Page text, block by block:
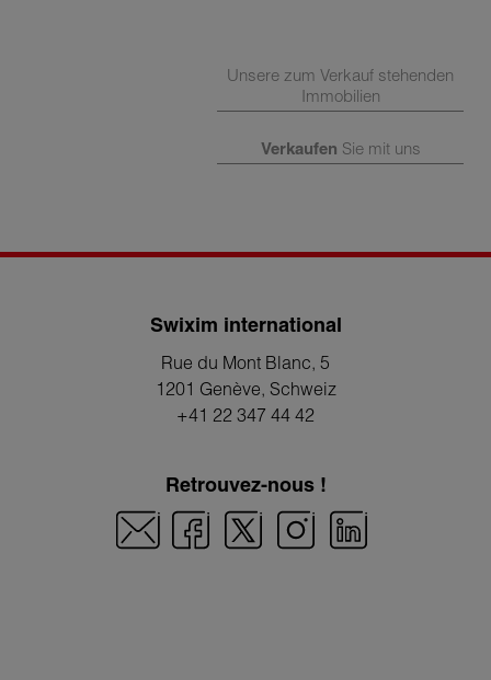
Unsere zum Verkauf stehenden
Immobilien
Verkaufen Sie mit uns
Swixim international
Rue du Mont Blanc, 5
1201 Genève, Schweiz
+41 22 347 44 42
Retrouvez-nous !